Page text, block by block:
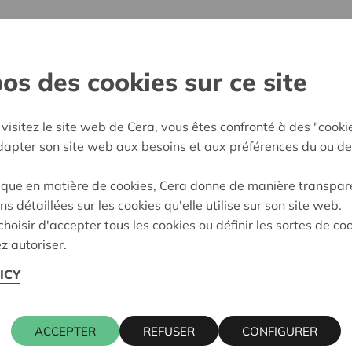
du lit en vous appelant ?
de mon mari. Ma tasse de café est
tous les jours. On fêtera nos 50 ans de
Cera ?
CERA et c’est comme ça que je suis arrivée dans la
vous ayez jamais reçu ?
moi-même travaillé dans une école pendant 27 ans et j’ai
qui finissent par faire la différence : prendre mon vélo
des cookies sur ce site
le site web de Cera, vous êtes confronté à des
son site web aux besoins et aux préférences du ou
en matière de cookies, Cera donne de manière
détaillées sur les cookies qu'elle utilise sur son site web.
d'accepter tous les cookies ou définir les sortes de
autoriser.
ACCEPTER REFUSER CONFIGURER